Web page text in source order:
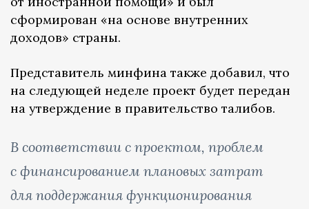
сформирован «на основе внутренних
доходов» страны.
Представитель минфина также добавил, что
на следующей неделе проект будет передан
на утверждение в правительство талибов.
В соответствии с проектом, проблем
с финансированием плановых затрат
для поддержания функционирования